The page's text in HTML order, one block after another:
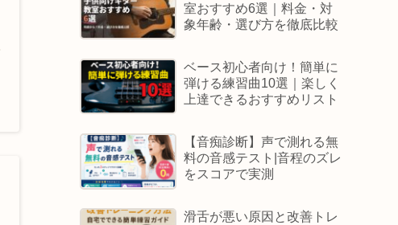
室おすすめ6選｜料金・対
象年齢・選び方を徹底比較
ベース初心者向け！簡単に
弾ける練習曲10選｜楽しく
上達できるおすすめリスト
【音痴診断】声で測れる無
料の音感テスト|音程のズレ
をスコアで実測
滑舌が悪い原因と改善トレ